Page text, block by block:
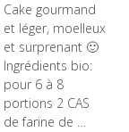
Cake gourmand
et léger, moelleux
et surprenant 🙂
Ingrédients bio:
pour 6 à 8
portions 2 CAS
de farine de …